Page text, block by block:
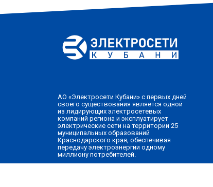
АО «Электросети Кубани» с первых дней
своего существования является одной
из лидирующих электросетевых
компаний региона и эксплуатирует
электрические сети на территории 25
муниципальных образований
Краснодарского края, обеспечивая
передачу электроэнергии одному
миллиону потребителей.